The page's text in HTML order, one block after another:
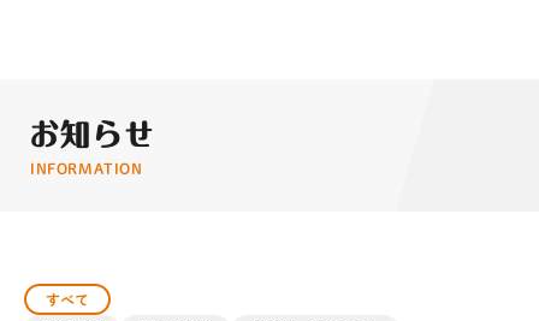
お知らせ
INFORMATION
すべて